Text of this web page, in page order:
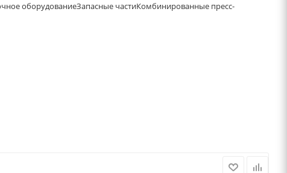
оборудованиеЗапасные частиКомбинированные пресс-